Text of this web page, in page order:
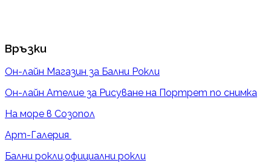
Връзки
Он-лайн Магазин за Бални Рокли
Он-лайн Ателие за Рисуване на Портрет по снимка
На море в Созопол
Арт-Галерия
Бални рокли,официални рокли